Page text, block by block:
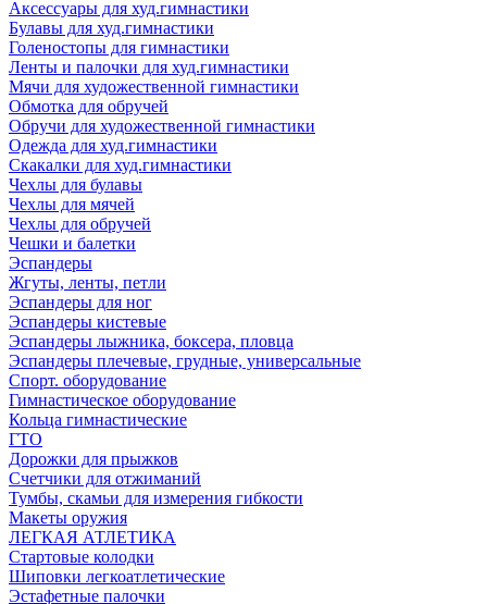
Аксессуары для худ.гимнастики
Булавы для худ.гимнастики
Голеностопы для гимнастики
Ленты и палочки для худ.гимнастики
Мячи для художественной гимнастики
Обмотка для обручей
Обручи для художественной гимнастики
Одежда для худ.гимнастики
Скакалки для худ.гимнастики
Чехлы для булавы
Чехлы для мячей
Чехлы для обручей
Чешки и балетки
Эспандеры
Жгуты, ленты, петли
Эспандеры для ног
Эспандеры кистевые
Эспандеры лыжника, боксера, пловца
Эспандеры плечевые, грудные, универсальные
Спорт. оборудование
Гимнастическое оборудование
Кольца гимнастические
ГТО
Дорожки для прыжков
Счетчики для отжиманий
Тумбы, скамьи для измерения гибкости
Макеты оружия
ЛЕГКАЯ АТЛЕТИКА
Стартовые колодки
Шиповки легкоатлетические
Эстафетные палочки